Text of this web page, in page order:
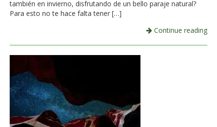
también en invierno, disfrutando de un bello paraje natural?
Para esto no te hace falta tener […]
Continue reading